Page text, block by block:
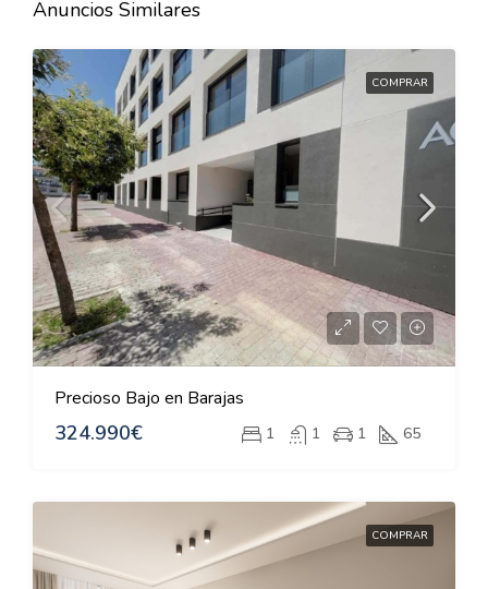
Anuncios Similares
COMPRAR
Precioso Bajo en Barajas
324.990€ 1 1 1 65
COMPRAR